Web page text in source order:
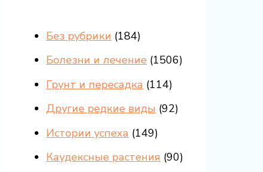
Без рубрики (184)
Болезни и лечение (1506)
Грунт и пересадка (114)
Другие редкие виды (92)
Истории успеха (149)
Каудексные растения (90)